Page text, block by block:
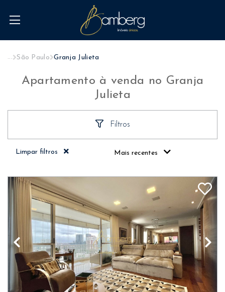
... São Paulo Granja Julieta
Apartamento à venda no Granja
Julieta
Filtros
Limpar filtros Mais recentes